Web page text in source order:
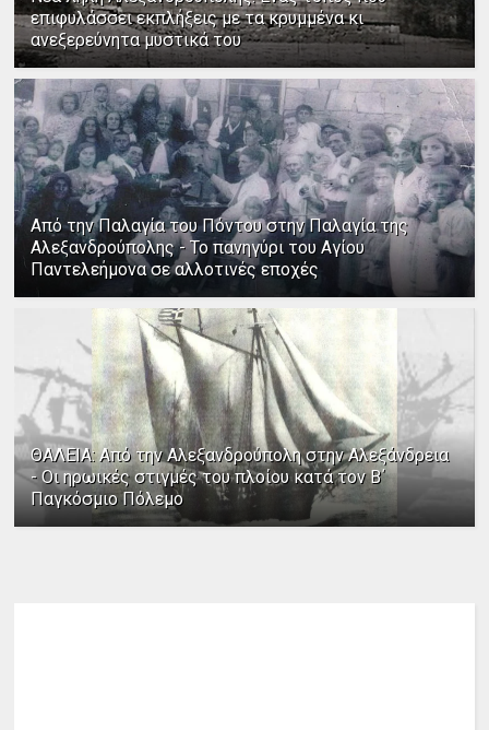
επιφυλάσσει εκπλήξεις με τα κρυμμένα κι
ανεξερεύνητα μυστικά του
Από την Παλαγία του Πόντου στην Παλαγία της
Αλεξανδρούπολης - Το πανηγύρι του Αγίου
Παντελεήμονα σε αλλοτινές εποχές
ΘΑΛΕΙΑ: Από την Αλεξανδρούπολη στην Αλεξάνδρεια
- Οι ηρωικές στιγμές του πλοίου κατά τον Β΄
Παγκόσμιο Πόλεμο